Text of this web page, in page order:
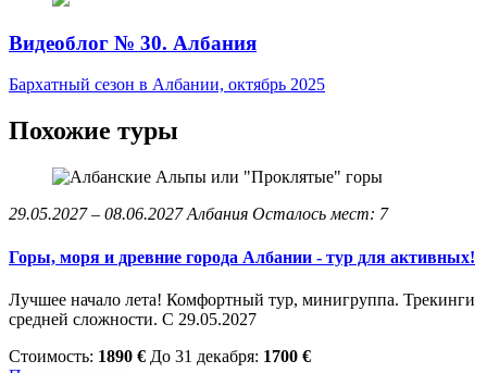
Видеоблог № 30. Албания
Бархатный сезон в Албании, октябрь 2025
Похожие туры
29.05.2027 – 08.06.2027 Албания Осталось мест: 7
Горы, моря и древние города Албании - тур для активных!
Лучшее начало лета! Комфортный тур, минигруппа. Трекинги
средней сложности. С 29.05.2027
Стоимость: 1890 € До 31 декабря: 1700 €